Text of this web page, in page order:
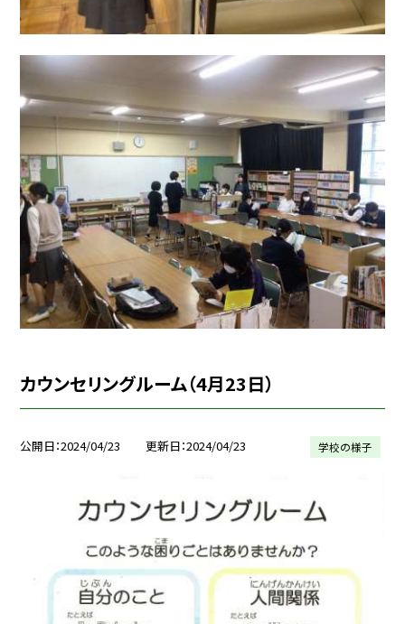
カウンセリングルーム（4月23日）
公開日 2024/04/23 更新日 2024/04/23 学校の様子